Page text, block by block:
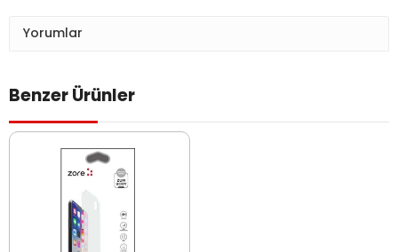
Yorumlar
Benzer Ürünler